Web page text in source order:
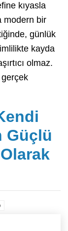
kıyasla
modern bir
günlük
kayda
olmaz.
gerçek
Güçlü